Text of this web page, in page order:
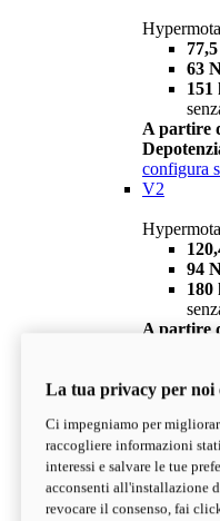
63
151
A partire
configura
V2
94
180
A partire
V2 SP
94
La tua privacy per noi
Ci impegniamo per
raccogliere informazioni
interessi e salvare le tue
acconsenti all'installazione
revocare il consenso, fai